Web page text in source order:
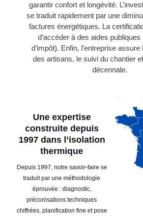
garantir confort et longévité.
se traduit rapidement par une
factures énergétiques. La
d’accéder à des aides
d’impôt). Enfin, l’entreprise
des artisans, le suivi du chantier
décennale.
Une expertise
construite depuis
1997 dans l’isolation
thermique
Depuis 1997, notre savoir-faire se
traduit par une méthodologie
éprouvée : diagnostic,
préconisations techniques
chiffrées, planification fine et pose